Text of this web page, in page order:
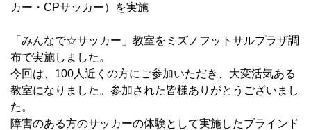
カー・CPサッカー）を実施
「みんなで☆サッカー」教室をミズノフットサルプラザ調
布で実施しました。
今回は、100人近くの方にご参加いただき、大変活気ある
教室になりました。参加された皆様ありがとうございまし
た。
障害のある方のサッカーの体験として実施したブラインド